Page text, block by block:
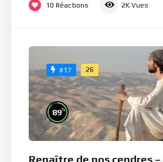
10 Réactions 2K Vues
#17 26
89%
Renaître de nos cendres –